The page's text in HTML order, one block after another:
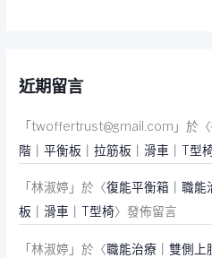
近期留言
「twoffertrust@gmail.com 」於〈
階｜平衡板｜拉筋板｜滑車｜T型
「林淑婷 」於〈復能平衡箱｜職能
板｜滑車｜T型椅〉發佈留言
「林淑婷 」於〈職能治療｜雙側上